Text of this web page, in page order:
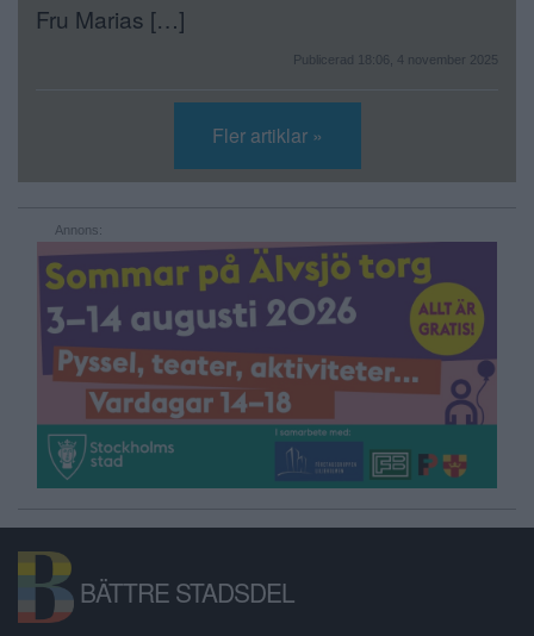
Fru Marias […]
Publicerad 18:06, 4 november 2025
Fler artiklar »
Annons:
BÄTTRE STADSDEL